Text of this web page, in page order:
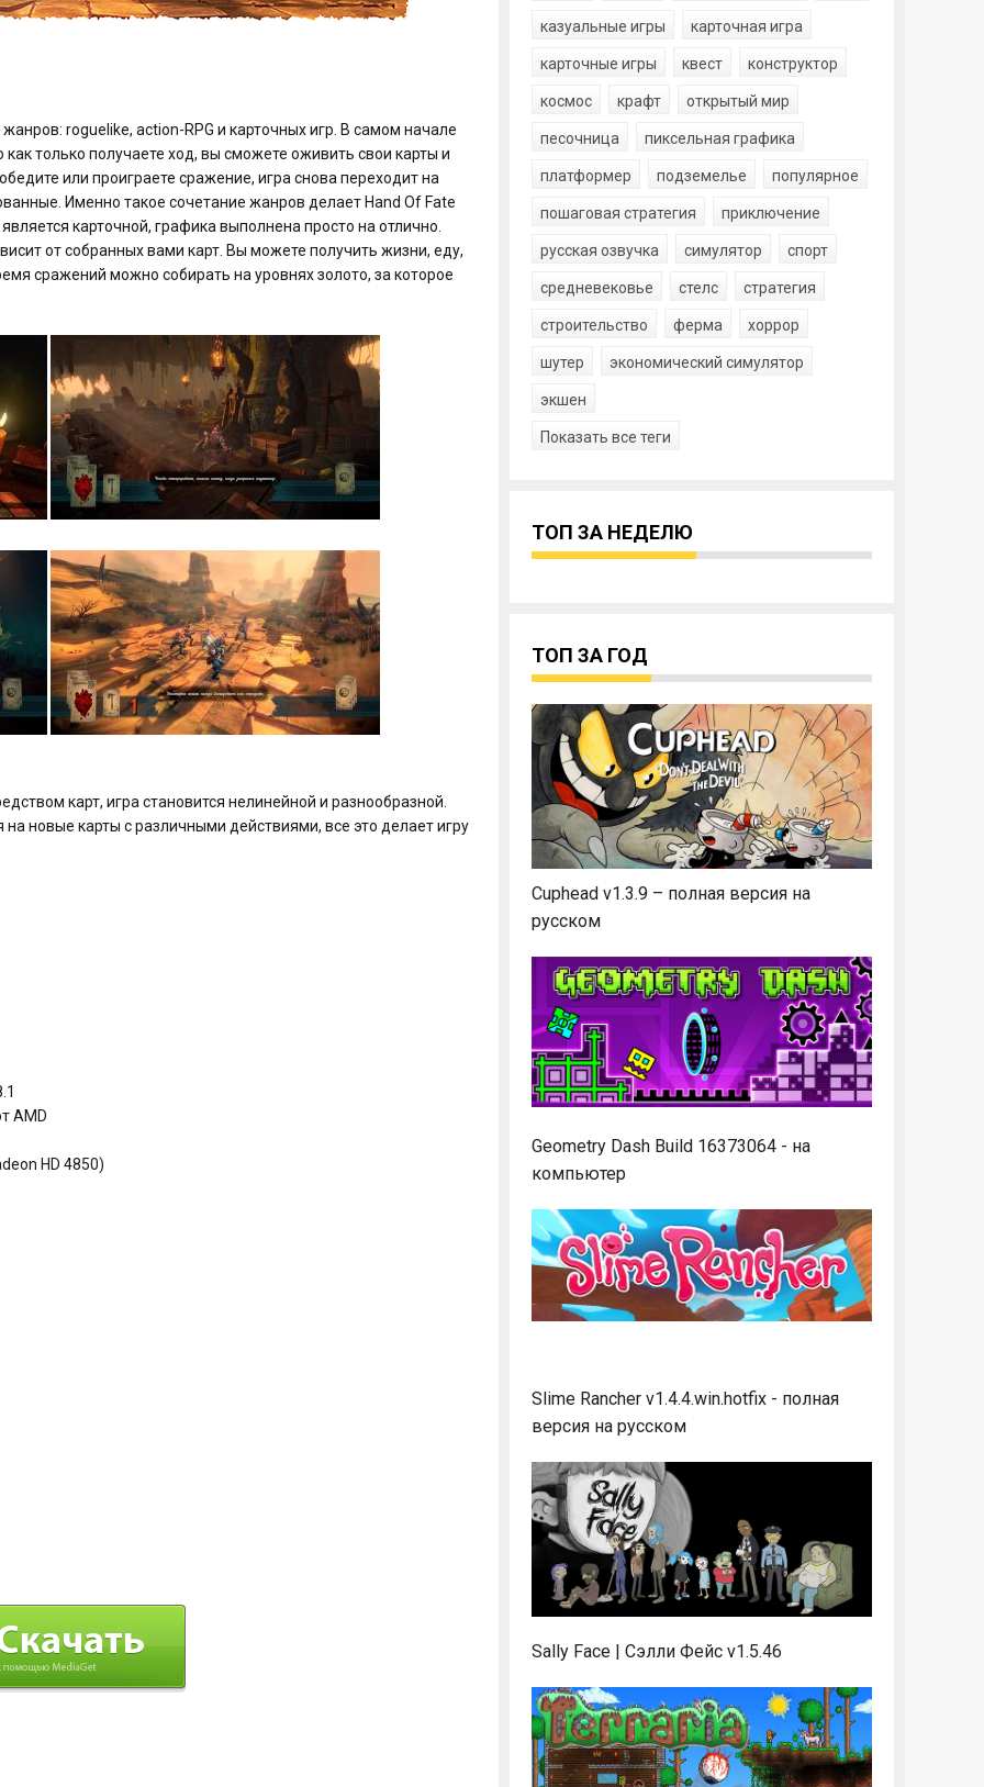
roguelike, action-RPG и карточных игр. В самом начале
как только получаете ход, вы сможете оживить свои карты и
или проиграете сражение, игра снова переходит на
Именно такое сочетание жанров делает Hand Of Fate
карточной, графика выполнена просто на отлично.
от собранных вами карт. Вы можете получить жизни, еду,
сражений можно собирать на уровнях золото, за которое
карт, игра становится нелинейной и разнообразной.
новые карты с различными действиями, все это делает игру
AMD
HD 4850)
казуальные игры карточная игра
карточные игры квест конструктор
космос крафт открытый мир
песочница пиксельная графика
платформер подземелье популярное
пошаговая стратегия приключение
русская озвучка симулятор спорт
средневековье стелс стратегия
строительство ферма хоррор
шутер экономический симулятор
экшен
Показать все теги
ТОП ЗА НЕДЕЛЮ
ТОП ЗА ГОД
Cuphead v1.3.9 – полная версия на
русском
Geometry Dash Build 16373064 - на
компьютер
Slime Rancher v1.4.4.win.hotfix - полная
версия на русском
Sally Face | Сэлли Фейс v1.5.46